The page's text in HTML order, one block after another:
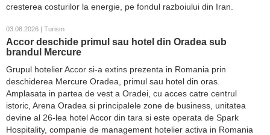
cresterea costurilor la energie, pe fondul razboiului din Iran.
03.08.2026 | Turism
Accor deschide primul sau hotel din Oradea sub
brandul Mercure
Grupul hotelier Accor si-a extins prezenta in Romania prin
deschiderea Mercure Oradea, primul sau hotel din oras.
Amplasata in partea de vest a Oradei, cu acces catre centrul
istoric, Arena Oradea si principalele zone de business, unitatea
devine al 26-lea hotel Accor din tara si este operata de Spark
Hospitality, companie de management hotelier activa in Romania